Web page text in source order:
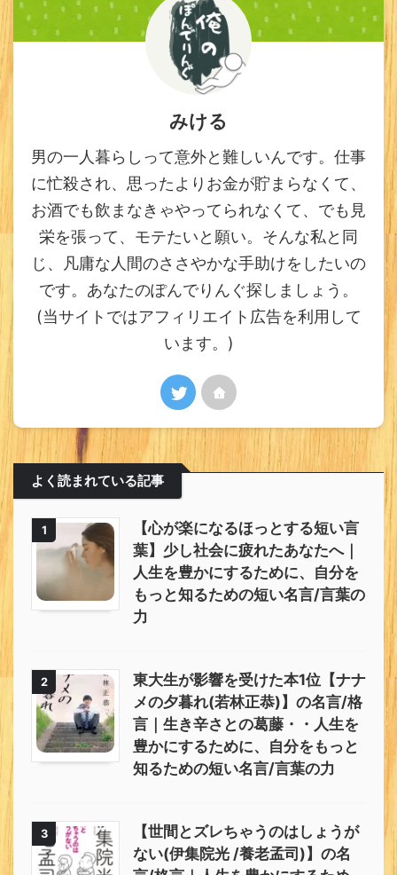
みける
男の一人暮らしって意外と難しいんです。仕事
に忙殺され、思ったよりお金が貯まらなくて、
お酒でも飲まなきゃやってられなくて、でも見
栄を張って、モテたいと願い。そんな私と同
じ、凡庸な人間のささやかな手助けをしたいの
です。あなたのぽんでりんぐ探しましょう。
(当サイトではアフィリエイト広告を利用して
います。)
よく読まれている記事
1
【心が楽になるほっとする短い言
葉】少し社会に疲れたあなたへ｜
人生を豊かにするために、自分を
もっと知るための短い名言/言葉の
力
2
東大生が影響を受けた本1位【ナナ
メの夕暮れ(若林正恭)】の名言/格
言｜生き辛さとの葛藤・・人生を
豊かにするために、自分をもっと
知るための短い名言/言葉の力
3
【世間とズレちゃうのはしょうが
ない(伊集院光 /養老孟司)】の名